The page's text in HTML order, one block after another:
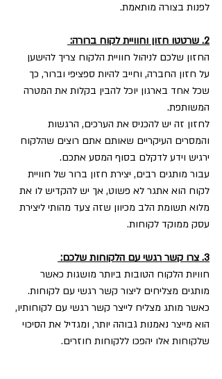
לפנות בצורה מותאמת.
2. שרטטו חזון וחוויית לקוח ברורה:
החזון שלכם לניהול חוויית הלקוח צריך להישען
על חזון החברה, וחייב להיות ספציפי וברור, כך
שכל אחד בארגון יוכל להבין בקלות את המטרה
המשותפת.
לחזון זה יש להכניס את הערכים, הרגשות
והמסרים העיקריים שאותם אתם רוצים שהלקוח
ירגיש וידע לדקלם בסוף המסע אתכם.
עבור מותגים רבים, יצירת חזון ברור של חוויית
לקוח הוא אתגר לא פשוט, אך יש להקדיש לו את
מלוא תשומת הלב מכיוון שזה צעד מהותי ליצירת
עסק ממוקד לקוחות.
3. צרו קשר רגשי עם הלקוחות שלכם:
חוויות הלקוח הטובות ביותר מושגות כאשר
מותגים מצליחים ליצור קשר רגשי עם לקוחות.
כאשר מותג מצליח לייצר קשר רגשי עם לקוחותיו,
הוא מייצר נאמנות גבוהה יותר, ומגדיל את הסיכוי
שלקוחות אלו יהפכו ללקוחות חוזרים.